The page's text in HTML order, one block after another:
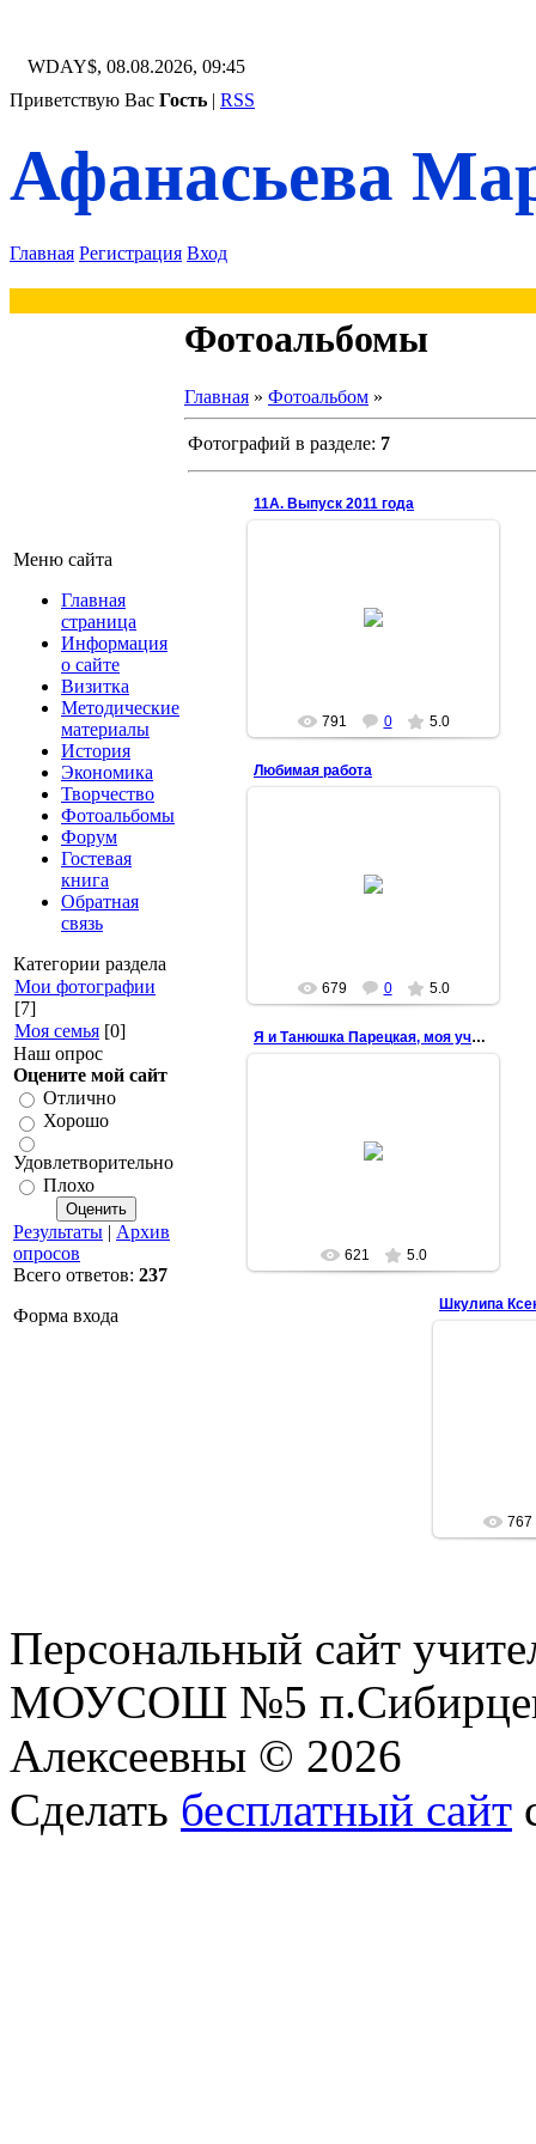
WDAY$, 08.08.2026, 09:45
Приветствую Вас Гость | RSS
Афанасьева
Главная Регистрация Вход
Меню сайта
Главная
страница
Информация
о сайте
Визитка
Методические
материалы
История
Экономика
Творчество
Фотоальбомы
Форум
Гостевая
книга
Обратная
связь
Категории раздела
Мои фотографии
[7]
Моя семья [0]
Наш опрос
Оцените мой сайт
Отлично
Хорошо
Удовлетворительно
Плохо
Результаты | Архив
опросов
Всего ответов: 237
Форма входа
Фотоальбомы
Главная » Фотоальбом »
Фотографий в разделе: 7
11А. Выпуск 2011 года
791 0 5.0
Любимая работа
679 0 5.0
Я и Танюшка Парецкая, моя ученица
621 5.0
Шкулипа
767
Персональный сайт
МОУСОШ №5
Алексеевны © 2026
Сделать бесплатный сайт